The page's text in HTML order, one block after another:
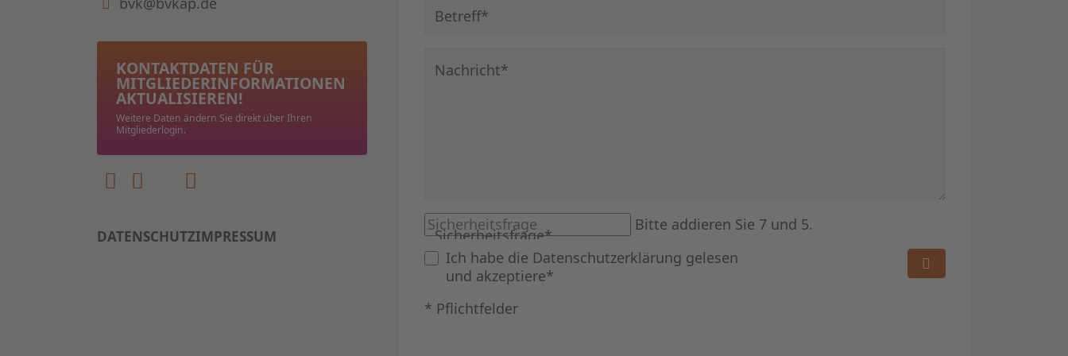
KONTAKTDATEN FÜR
MITGLIEDER­INFORMATIONEN
AKTUALISIEREN!
Weitere Daten ändern Sie direkt über Ihren
Mitgliederlogin.
DATENSCHUTZIMPRESSUM
Pflichtfeld
Betreff*
Pflichtfeld
Nachricht*
Bitte addieren Sie 7 und 5.
Sicherheitsfrage*
Ich habe die Datenschutzerklärung gelesen
und akzeptiere*
* Pflichtfelder